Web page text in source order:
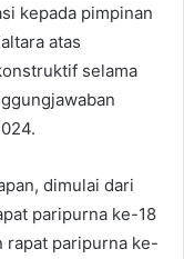
kepada pimpinan
atas
selama
dimulai dari
paripurna ke-18
rapat paripurna ke-